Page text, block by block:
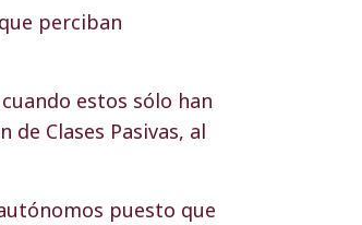
perciban
estos sólo han
Clases Pasivas, al
puesto que